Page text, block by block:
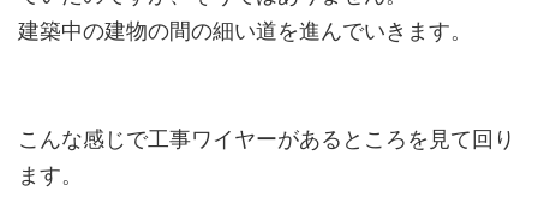
建築中の建物の間の細い道を進んでいきます。
こんな感じで工事ワイヤーがあるところを見て回り
ます。